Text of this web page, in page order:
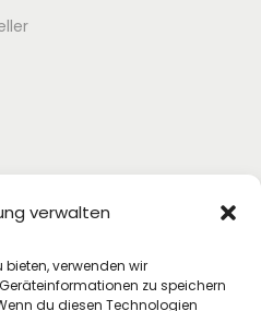
verwalten
verwenden wir
zu speichern
du diesen Technologien